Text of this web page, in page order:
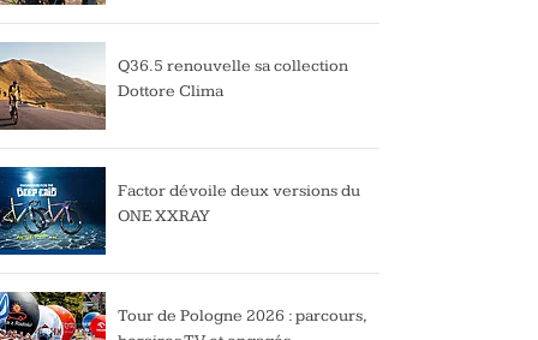
Q36.5 renouvelle sa collection
Dottore Clima
Factor dévoile deux versions du
ONE XXRAY
Tour de Pologne 2026 : parcours,